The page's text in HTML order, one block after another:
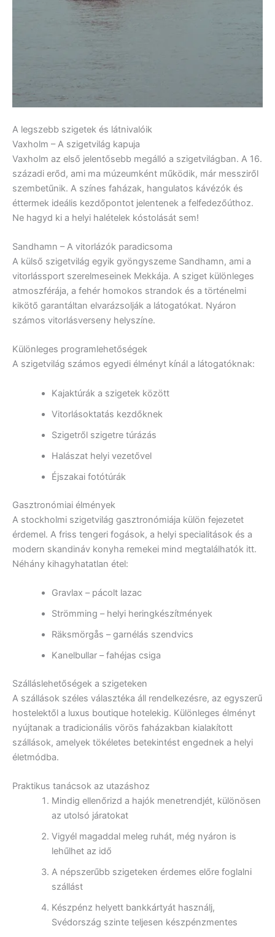
A legszebb szigetek és látnivalóik
Vaxholm – A szigetvilág kapuja
Vaxholm az első jelentősebb megálló a szigetvilágban. A 16.
századi erőd, ami ma múzeumként működik, már messziről
szembetűnik. A színes faházak, hangulatos kávézók és
éttermek ideális kezdőpontot jelentenek a felfedezőúthoz.
Ne hagyd ki a helyi halételek kóstolását sem!
Sandhamn – A vitorlázók paradicsoma
A külső szigetvilág egyik gyöngyszeme Sandhamn, ami a
vitorlássport szerelmeseinek Mekkája. A sziget különleges
atmoszférája, a fehér homokos strandok és a történelmi
kikötő garantáltan elvarázsolják a látogatókat. Nyáron
számos vitorlásverseny helyszíne.
Különleges programlehetőségek
A szigetvilág számos egyedi élményt kínál a látogatóknak:
Kajaktúrák a szigetek között
Vitorlásoktatás kezdőknek
Szigetről szigetre túrázás
Halászat helyi vezetővel
Éjszakai fotótúrák
Gasztronómiai élmények
A stockholmi szigetvilág gasztronómiája külön fejezetet
érdemel. A friss tengeri fogások, a helyi specialitások és a
modern skandináv konyha remekei mind megtalálhatók itt.
Néhány kihagyhatatlan étel:
Gravlax – pácolt lazac
Strömming – helyi heringkészítmények
Räksmörgås – garnélás szendvics
Kanelbullar – fahéjas csiga
Szálláslehetőségek a szigeteken
A szállások széles választéka áll rendelkezésre, az egyszerű
hostelektől a luxus boutique hotelekig. Különleges élményt
nyújtanak a tradicionális vörös faházakban kialakított
szállások, amelyek tökéletes betekintést engednek a helyi
életmódba.
Praktikus tanácsok az utazáshoz
Mindig ellenőrizd a hajók menetrendjét, különösen
az utolsó járatokat
Vigyél magaddal meleg ruhát, még nyáron is
lehűlhet az idő
A népszerűbb szigeteken érdemes előre foglalni
szállást
Készpénz helyett bankkártyát használj,
Svédország szinte teljesen készpénzmentes